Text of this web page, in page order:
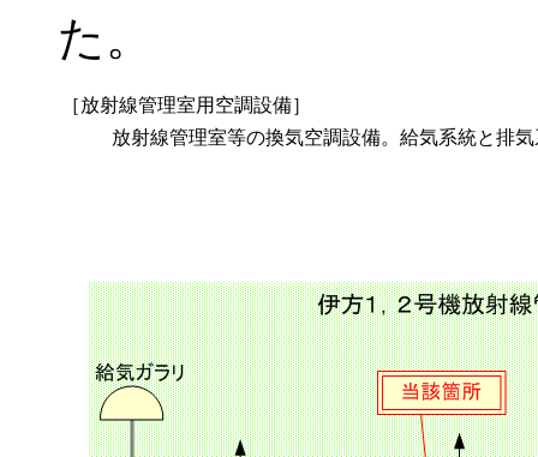
た。
［放射線管理室用空調設備］
放射線管理室等の換気空調設備。給気系統と排